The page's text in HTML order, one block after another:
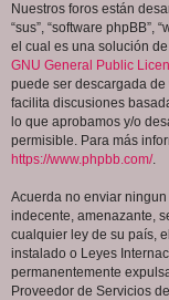
Nuestros foros están
“sus”, “software phpBB”,
el cual es una solución
GNU General Public
puede ser descargada de
facilita discusiones
lo que aprobamos y/o
permisible. Para más
https://www.phpbb.com/.
Acuerda no enviar
indecente, amenazante,
cualquier ley de su país,
instalado o Leyes
permanentemente
Proveedor de Servicios